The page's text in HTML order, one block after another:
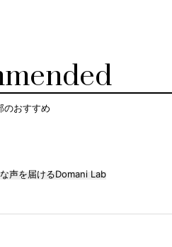
のおすすめ
声を届けるDomani Lab